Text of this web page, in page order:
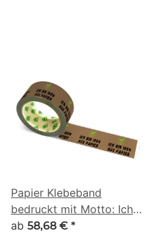
Papier Klebeband
bedruckt mit Motto: Ich
bin 100% aus Papier - 50
ab 58,68 € *